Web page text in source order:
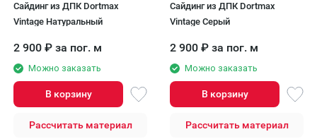
Сайдинг из ДПК Dortmax
Vintage Натуральный
2 900 ₽ за пог. м
Можно заказать
В корзину
Рассчитать материал
Сайдинг из ДПК Dortmax
Vintage Серый
2 900 ₽ за пог. м
Можно заказать
В корзину
Рассчитать материал